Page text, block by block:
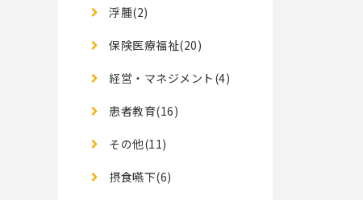
浮腫(2)
保険医療福祉(20)
経営・マネジメント(4)
患者教育(16)
その他(11)
摂食嚥下(6)